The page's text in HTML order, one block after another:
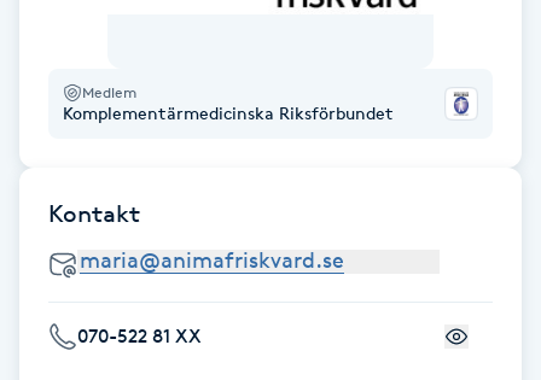
Fotsvamp
Fransar
Medlem
Komplementärmedicinska Riksförbundet
Kontakt
070-522 81 XX